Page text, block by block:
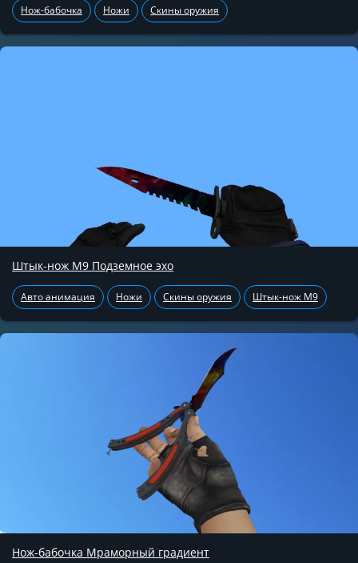
Нож-бабочка Ножи Скины оружия
Штык-нож М9 Подземное эхо
Авто анимация Ножи Скины оружия Штык-нож М9
Нож-бабочка Мраморный градиент